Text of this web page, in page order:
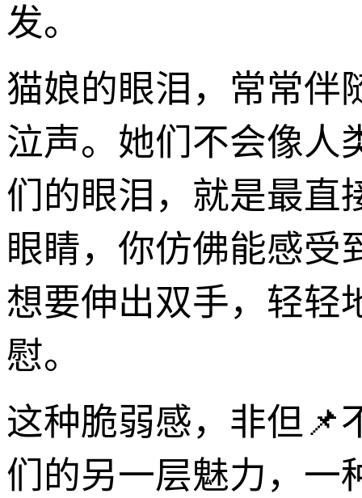
发。
猫娘的眼泪，常常伴
泣声。她们不会像人
们的眼泪，就是最直
眼睛，你仿佛能感受
想要伸出双手，轻轻
慰。
这种脆弱感，非但📌
们的另一层魅力，一